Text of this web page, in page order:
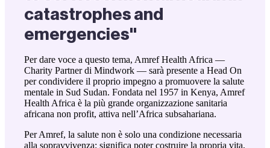
catastrophes and
emergencies"
Per dare voce a questo tema, Amref Health Africa —
Charity Partner di Mindwork — sarà presente a Head On
per condividere il proprio impegno a promuovere la salute
mentale in Sud Sudan. Fondata nel 1957 in Kenya, Amref
Health Africa è la più grande organizzazione sanitaria
africana non profit, attiva nell’Africa subsahariana.
Per Amref, la salute non è solo una condizione necessaria
alla sopravvivenza: significa poter costruire la propria vita,